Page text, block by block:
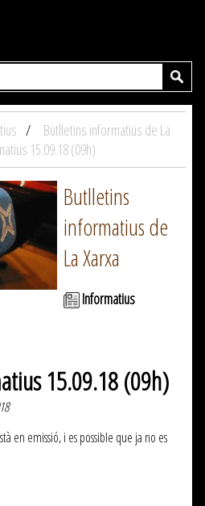
Butlletins informatius de La
15.09.18 (09h)
Butlletins
informatius de
La Xarxa
Informatius
15.09.18 (09h)
en emissió, i es possible que ja no es